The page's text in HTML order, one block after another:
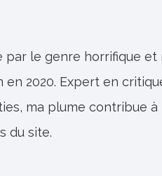
par le genre horrifique
2020. Expert en
ma plume contribue
du site.